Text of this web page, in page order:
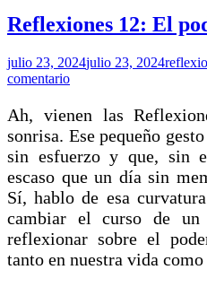
Reflexiones 12: El
julio 23, 2024julio 23, 2024
comentario
Ah, vienen las
sonrisa. Ese pequeño
sin esfuerzo y que, sin
escaso que un día sin
Sí, hablo de esa
cambiar el curso de
reflexionar sobre el
tanto en nuestra vida